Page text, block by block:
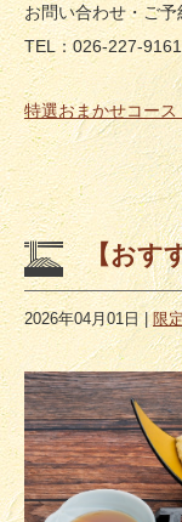
お問い合わせ・ご予
TEL：026-227-
特選おまかせコース
【おす
2026年04月01日|限